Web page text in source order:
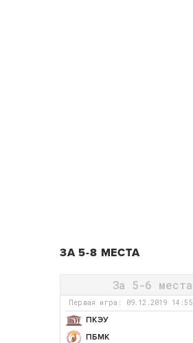
ЗА 5-8 МЕСТА
За 5-6 места
Первая игра: 09.12.2019 14:55
ПКЭУ
ПБМК